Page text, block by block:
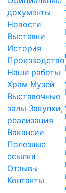
документы
Новости
Выставки
История
Производство
Наши работы
Храм Музей
Выставочные
залы Закупки,
реализация
Вакансии
Полезные
ссылки
Отзывы
Контакты